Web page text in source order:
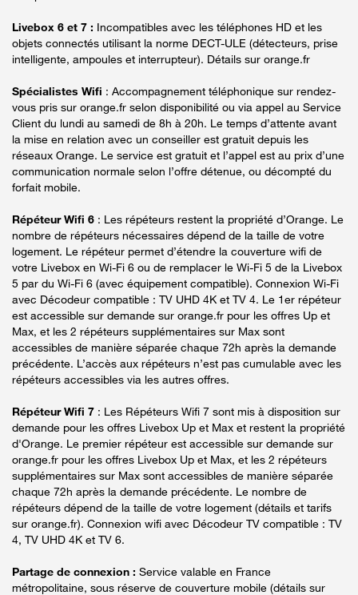
Livebox 6 et 7 : Incompatibles avec les téléphones HD et les
objets connectés utilisant la norme DECT-ULE (détecteurs, prise
intelligente, ampoules et interrupteur). Détails sur orange.fr
Spécialistes Wifi : Accompagnement téléphonique sur rendez-
vous pris sur orange.fr selon disponibilité ou via appel au Service
Client du lundi au samedi de 8h à 20h. Le temps d’attente avant
la mise en relation avec un conseiller est gratuit depuis les
réseaux Orange. Le service est gratuit et l’appel est au prix d’une
communication normale selon l’offre détenue, ou décompté du
forfait mobile.
Répéteur Wifi 6 : Les répéteurs restent la propriété d’Orange. Le
nombre de répéteurs nécessaires dépend de la taille de votre
logement. Le répéteur permet d’étendre la couverture wifi de
votre Livebox en Wi-Fi 6 ou de remplacer le Wi-Fi 5 de la Livebox
5 par du Wi-Fi 6 (avec équipement compatible). Connexion Wi-Fi
avec Décodeur compatible : TV UHD 4K et TV 4. Le 1er répéteur
est accessible sur demande sur orange.fr pour les offres Up et
Max, et les 2 répéteurs supplémentaires sur Max sont
accessibles de manière séparée chaque 72h après la demande
précédente. L’accès aux répéteurs n’est pas cumulable avec les
répéteurs accessibles via les autres offres.
Répéteur Wifi 7 : Les Répéteurs Wifi 7 sont mis à disposition sur
demande pour les offres Livebox Up et Max et restent la propriété
d'Orange. Le premier répéteur est accessible sur demande sur
orange.fr pour les offres Livebox Up et Max, et les 2 répéteurs
supplémentaires sur Max sont accessibles de manière séparée
chaque 72h après la demande précédente. Le nombre de
répéteurs dépend de la taille de votre logement (détails et tarifs
sur orange.fr). Connexion wifi avec Décodeur TV compatible : TV
4, TV UHD 4K et TV 6.
Partage de connexion : Service valable en France
métropolitaine, sous réserve de couverture mobile (détails sur